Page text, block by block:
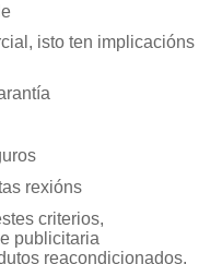
isto ten implicacións
rexións
criterios,
publicitaria
reacondicionados.